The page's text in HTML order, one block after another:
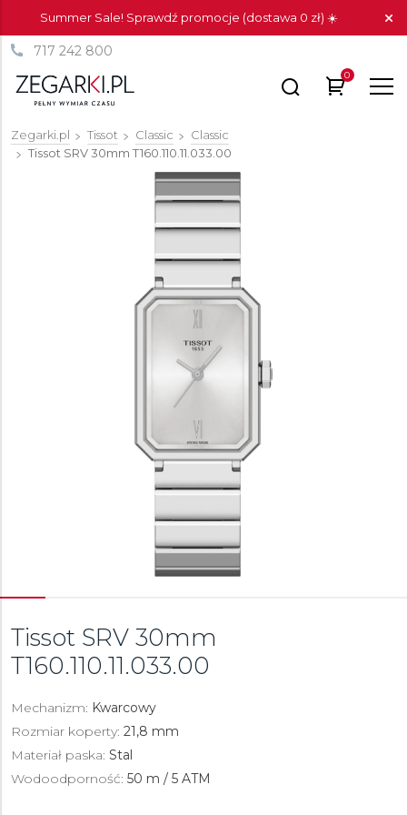
Summer Sale! Sprawdź promocje (dostawa 0 zł) ☀️
717 242 800
0
Zegarki.pl Tissot Classic
Classic
Tissot SRV 30mm T160.110.11.033.00
Tissot SRV 30mm
T160.110.11.033.00
Mechanizm: Kwarcowy
Rozmiar koperty: 21,8 mm
Materiał paska: Stal
Wodoodporność: 50 m / 5 ATM